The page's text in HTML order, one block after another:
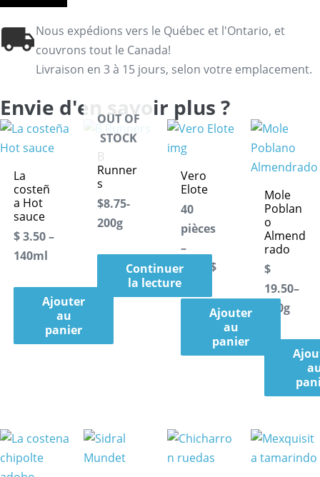
Nous expédions vers le Québec et l'Ontario, et
couvrons tout le Canada!
Livraison en 3 à 15 jours, selon votre emplacement.
Envie d'en savoir plus ?
La
costeñ
a Hot
sauce
$ 3.50 –
140ml
Ajouter
au
panier
OUT OF
STOCK
B
Runner
s
$8.75-
200g
Continuer
la lecture
Vero
Elote
40
pièces
–
13.90$
Ajouter
au
panier
Mole
Poblan
o
Almend
rado
$
19.50–
500g